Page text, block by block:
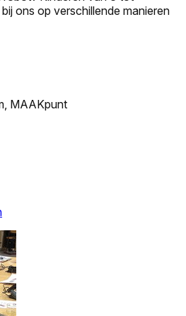
ons op verschillende manieren
MAAKpunt